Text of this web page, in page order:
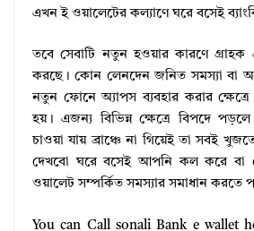
এখন ই ওয়ালেটের কল্যাণে ঘরে বসেই
তবে সেবাটি নতুন হওয়ার কারণে
করছে। কোন লেনদেন জনিত সমস্যা বা
নতুন ফোনে অ্যাপস ব্যবহার করার ক্ষেত্রে
হয়। এজন্য বিভিন্ন ক্ষেত্রে বিপদে
চাওয়া যায় ব্রাঞ্চে না গিয়েই তা সবই
দেখবো ঘরে বসেই আপনি কল করে বা
ওয়ালেট সম্পর্কিত সমস্যার সমাধান করতে
You can Call sonali Bank e wallet